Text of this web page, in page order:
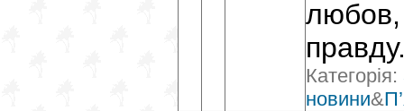
любов,
Категорія:
новини&